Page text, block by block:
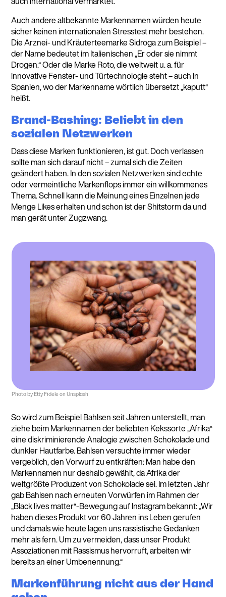
Auch andere altbekannte Markennamen würden heute
sicher keinen internationalen Stresstest mehr bestehen.
Die Arznei- und Kräuterteemarke Sidroga zum Beispiel –
der Name bedeutet im Italienischen „Er oder sie nimmt
Drogen.“ Oder die Marke Roto, die weltweit u. a. für
innovative Fenster- und Türtechnologie steht – auch in
Spanien, wo der Markenname wörtlich übersetzt „kaputt“
heißt.
Brand-Bashing: Beliebt in den
sozialen Netzwerken
Dass diese Marken funktionieren, ist gut. Doch verlassen
sollte man sich darauf nicht – zumal sich die Zeiten
geändert haben. In den sozialen Netzwerken sind echte
oder vermeintliche Markenflops immer ein willkommenes
Thema. Schnell kann die Meinung eines Einzelnen jede
Menge Likes erhalten und schon ist der Shitstorm da und
man gerät unter Zugzwang.
Photo by Etty Fidele on Unsplash
So wird zum Beispiel Bahlsen seit Jahren unterstellt, man
ziehe beim Markennamen der beliebten Kekssorte „Afrika“
eine diskriminierende Analogie zwischen Schokolade und
dunkler Hautfarbe. Bahlsen versuchte immer wieder
vergeblich, den Vorwurf zu entkräften: Man habe den
Markennamen nur deshalb gewählt, da Afrika der
weltgrößte Produzent von Schokolade sei. Im letzten Jahr
gab Bahlsen nach erneuten Vorwürfen im Rahmen der
„Black lives matter“-Bewegung auf Instagram bekannt: „Wir
haben dieses Produkt vor 60 Jahren ins Leben gerufen
und damals wie heute lagen uns rassistische Gedanken
mehr als fern. Um zu vermeiden, dass unser Produkt
Assoziationen mit Rassismus hervorruft, arbeiten wir
bereits an einer Umbenennung.“
Markenführung nicht aus der Hand